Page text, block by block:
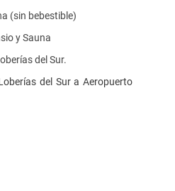
(sin bebestible)
y Sauna
del Sur.
del Sur a Aeropuerto